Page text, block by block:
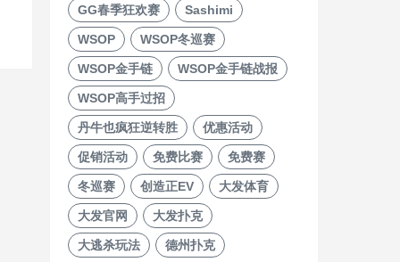
GG春季狂欢赛 Sashimi
WSOP WSOP冬巡赛
WSOP金手链 WSOP金手链战报
WSOP高手过招
丹牛也疯狂逆转胜 优惠活动
促销活动 免费比赛 免费赛
冬巡赛 创造正EV 大发体育
大发官网 大发扑克
大逃杀玩法 德州扑克